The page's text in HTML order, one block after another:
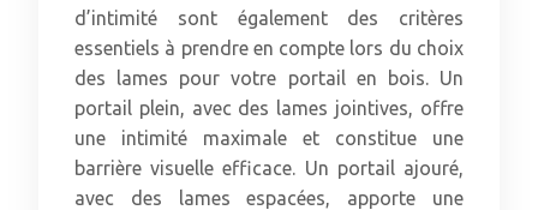
d’intimité sont également des critères
essentiels à prendre en compte lors du choix
des lames pour votre portail en bois. Un
portail plein, avec des lames jointives, offre
une intimité maximale et constitue une
barrière visuelle efficace. Un portail ajouré,
avec des lames espacées, apporte une